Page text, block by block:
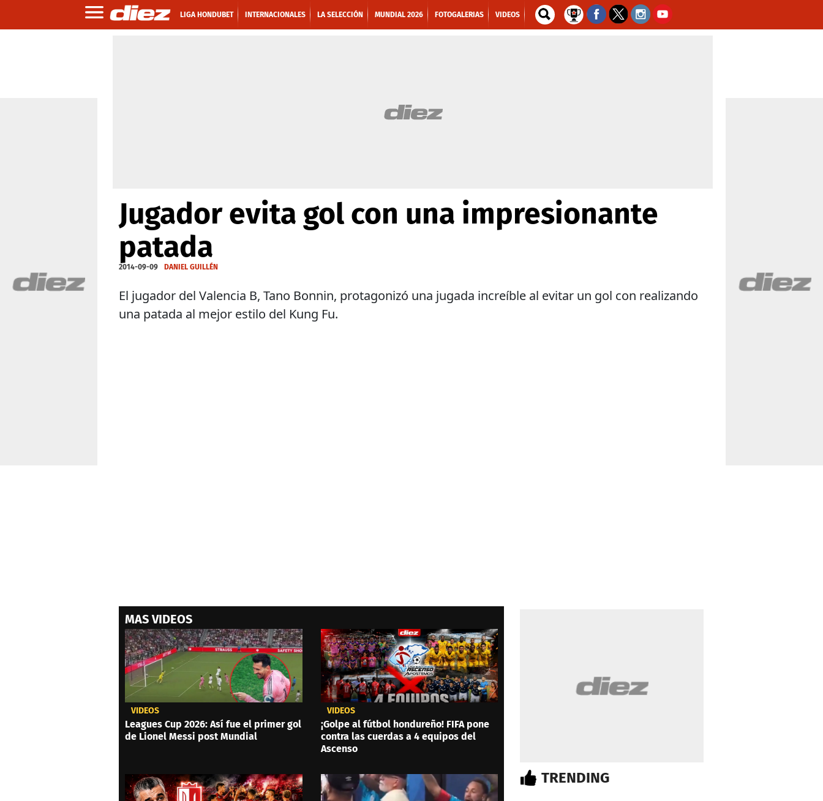
LIGA HONDUBET INTERNACIONALES LA SELECCIÓN MUNDIAL 2026 FOTOGALERIAS VIDEOS
Jugador evita gol con una impresionante
patada
2014-09-09 DANIEL GUILLÉN
El jugador del Valencia B, Tano Bonnin, protagonizó una jugada increíble al evitar un gol con realizando
una patada al mejor estilo del Kung Fu.
MAS VIDEOS
VIDEOS
Leagues Cup 2026: Así fue el primer gol
de Lionel Messi post Mundial
VIDEOS
¡Golpe al fútbol hondureño! FIFA pone
contra las cuerdas a 4 equipos del
Ascenso
TRENDING